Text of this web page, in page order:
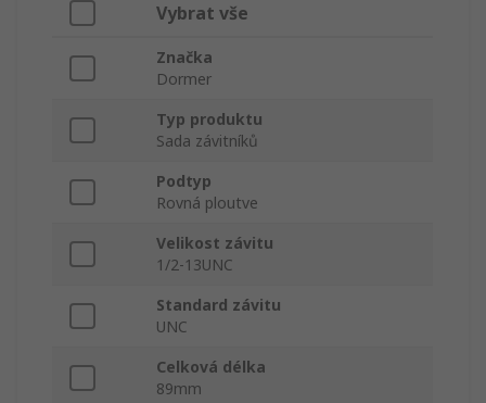
Vybrat vše
Značka
Dormer
Typ produktu
Sada závitníků
Podtyp
Rovná ploutve
Velikost závitu
1/2-13UNC
Standard závitu
UNC
Celková délka
89mm